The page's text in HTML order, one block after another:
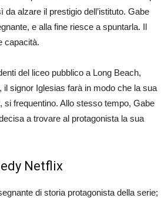
alzare il prestigio dell’istituto. Gabe
e alla fine riesce a spuntarla. Il
capacità.
del liceo pubblico a Long Beach,
signor Iglesias farà in modo che la sua
, si frequentino. Allo stesso tempo, Gabe
a trovare al protagonista la sua
Netflix
di storia protagonista della serie;